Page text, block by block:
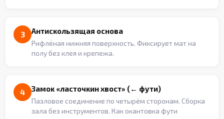
3 Антискользящая основа
Рифлёная нижняя поверхность. Фиксирует мат на
полу без клея и крепежа.
4 Замок «ласточкин хвост» (← фути)
Пазловое соединение по четырём сторонам. Сборка
зала без инструментов. Как окантовка фути